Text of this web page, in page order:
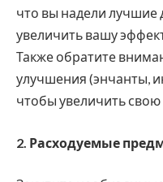
что вы надели лучшие
увеличить вашу
Также обратите
улучшения (энчанты,
чтобы увеличить свою
2. Расходуемые